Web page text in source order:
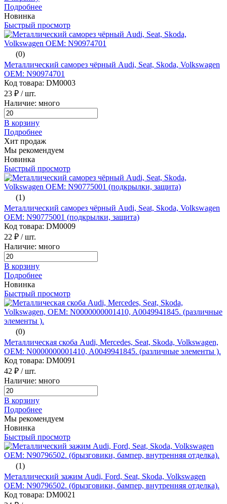
Подробнее
Новинка
Быстрый просмотр
(0)
Металлический саморез чёрный Audi, Seat, Skoda, Volkswagen
ОЕМ: N90974701
Код товара: DM0003
23 ₽ / шт.
Наличие: много
В корзину
Подробнее
Хит продаж
Мы рекомендуем
Новинка
Быстрый просмотр
(1)
Металлический саморез чёрный Audi, Seat, Skoda, Volkswagen
ОЕМ: N90775001 (подкрылки, защита)
Код товара: DM0009
22 ₽ / шт.
Наличие: много
В корзину
Подробнее
Новинка
Быстрый просмотр
(0)
Металлическая скоба Audi, Mercedes, Seat, Skoda, Volkswagen,
ОЕМ: N0000000001410, A0049941845. (различные элементы ).
Код товара: DM0091
42 ₽ / шт.
Наличие: много
В корзину
Подробнее
Мы рекомендуем
Новинка
Быстрый просмотр
(1)
Металлический зажим Audi, Ford, Seat, Skoda, Volkswagen
ОЕМ: N90796502. (брызговики, бампер, внутренняя отделка).
Код товара: DM0021